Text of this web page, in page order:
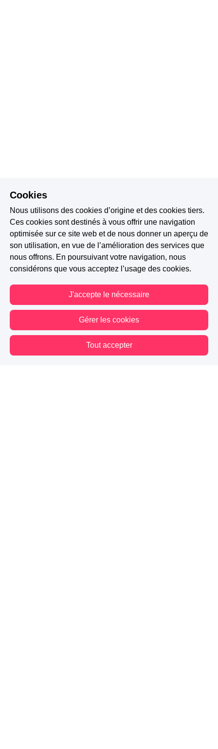
Cookies
Nous utilisons des cookies d’origine et des cookies tiers.
Ces cookies sont destinés à vous offrir une navigation
optimisée sur ce site web et de nous donner un aperçu de
son utilisation, en vue de l’amélioration des services que
nous offrons. En poursuivant votre navigation, nous
considérons que vous acceptez l’usage des cookies.
J'accepte le nécessaire
Gérer les cookies
Tout accepter